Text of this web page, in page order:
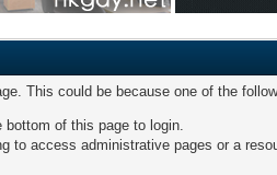
This could be because one of the
of this page to login.
to access administrative pages or a